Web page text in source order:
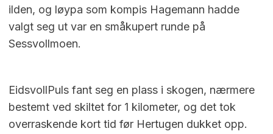
ilden, og løypa som kompis Hagemann hadde
valgt seg ut var en småkupert runde på
Sessvollmoen.
EidsvollPuls fant seg en plass i skogen, nærmere
bestemt ved skiltet for 1 kilometer, og det tok
overraskende kort tid før Hertugen dukket opp.